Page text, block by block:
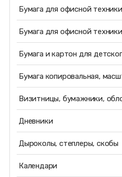
Бумага для офисной
Бумага для офисной
Бумага и картон для
Бумага копировальная,
Визитницы, бумажники,
Дневники
Дыроколы, степлеры, скобы
Календари